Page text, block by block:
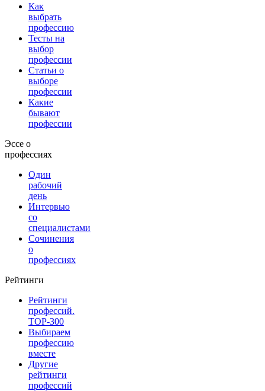
Как
выбрать
профессию
Тесты на
выбор
профессии
Статьи о
выборе
профессии
Какие
бывают
профессии
Эссе о
профессиях
Один
рабочий
день
Интервью
со
специалистами
Сочинения
о
профессиях
Рейтинги
Рейтинги
профессий.
TOP-300
Выбираем
профессию
вместе
Другие
рейтинги
профессий